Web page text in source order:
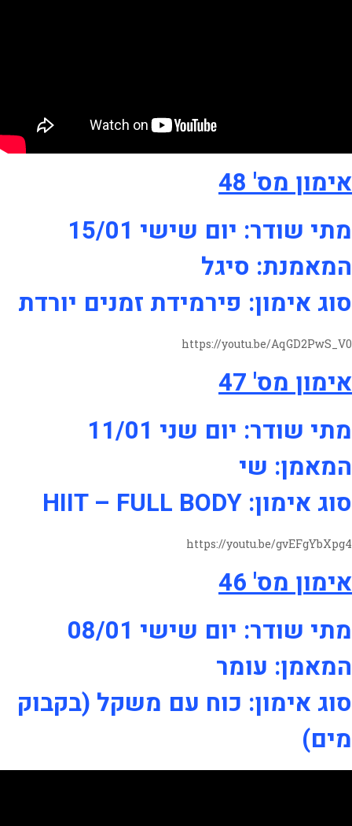
אימון מס' 48
מתי שודר: יום שישי 15/01
המאמנת: סיגל
סוג אימון: פירמידת זמנים יורדת
https://youtu.be/AqGD2PwS_V0
אימון מס' 47
מתי שודר: יום שני 11/01
המאמן: שי
סוג אימון: HIIT – FULL BODY
https://youtu.be/gvEFgYbXpg4
אימון מס' 46
מתי שודר: יום שישי 08/01
המאמן: עומר
סוג אימון: כוח עם משקל (בקבוק
מים)